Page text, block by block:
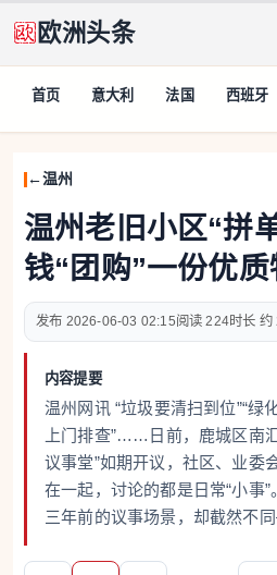
欧洲头条
首页 意大利 法国 西班牙
温州
温州老旧小区“拼
钱“团购”一份优
2026-06-03 02:15 224 约
内容提要
温州网讯 “垃圾要清扫到位”“绿
上门排查”……日前，鹿城区南
议事堂”如期开议，社区、业委
在一起，讨论的都是日常“小事”
三年前的议事场景，却截然不